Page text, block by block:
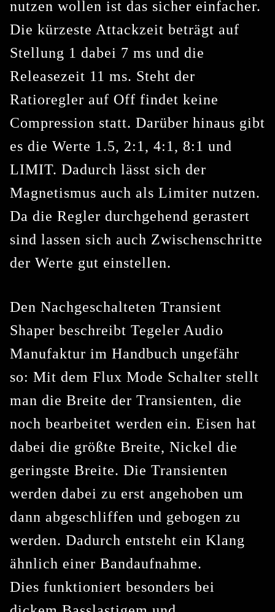
nutzen wollen ist das sicher einfacher.
Die kürzeste Attackzeit beträgt auf
Stellung 1 dabei 7 ms und die
Releasezeit 11 ms. Steht der
Ratioregler auf Off findet keine
Compression statt. Darüber hinaus gibt
es die Werte 1.5, 2:1, 4:1, 8:1 und
LIMIT. Dadurch lässt sich der
Magnetismus auch als Limiter nutzen.
Da die Regler durchgehend gerastert
sind lassen sich auch Zwischenschritte
der Werte gut einstellen.
Den Nachgeschalteten Transient
Shaper beschreibt Tegeler Audio
Manufaktur im Handbuch ungefähr
so: Mit dem Flux Mode Schalter stellt
man die Breite der Transienten, die
noch bearbeitet werden ein. Eisen hat
dabei die größte Breite, Nickel die
geringste Breite. Die Transienten
werden dabei zu erst angehoben um
dann abgeschliffen und gebogen zu
werden. Dadurch entsteht ein Klang
ähnlich einer Bandaufnahme.
Dies funktioniert besonders bei